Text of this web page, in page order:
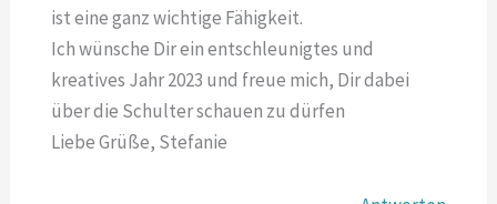
ist eine ganz wichtige Fähigkeit.
Ich wünsche Dir ein entschleunigtes und
kreatives Jahr 2023 und freue mich, Dir dabei
über die Schulter schauen zu dürfen
Liebe Grüße, Stefanie